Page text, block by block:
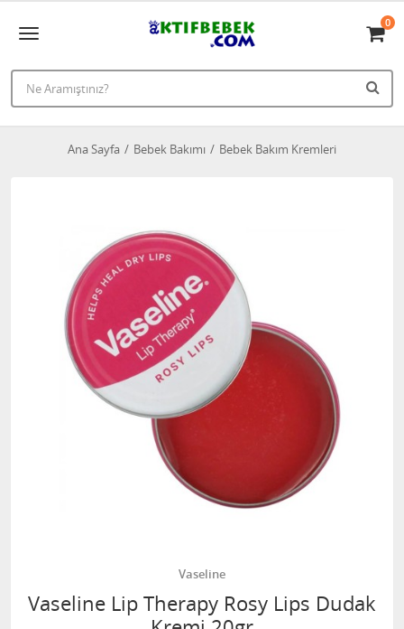
0
Ana Sayfa Bebek Bakımı Bebek Bakım Kremleri
Vaseline
Vaseline Lip Therapy Rosy Lips Dudak